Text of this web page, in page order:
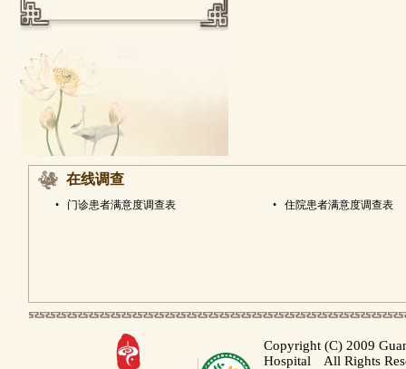
在线调查
• 门诊患者满意度调查表 • 住院患者满意度调查表
Copyright (C) 2009
Hospital All Rights